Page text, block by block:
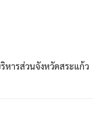
หารส่วนจังหวัดสระแก้ว